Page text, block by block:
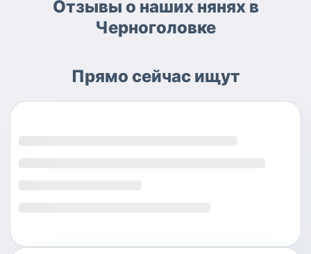
Отзывы о наших нянях в
Черноголовке
Прямо сейчас ищут